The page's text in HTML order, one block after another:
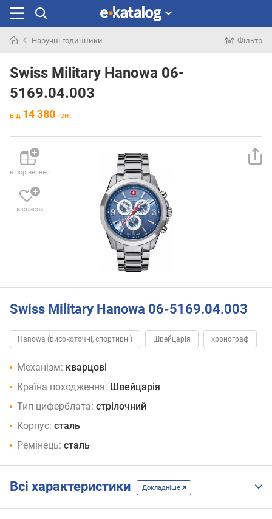
раніше
Наручні годинники Фільтр
Swiss Military Hanowa 06-
5169.04.003
від 14 380 грн.
в порівняння
в список
Swiss Military Hanowa 06-5169.04.003
Hanowa (високоточні, спортивні) Швейцарія хронограф
Механізм: кварцові
Країна походження: Швейцарія
Тип циферблата: стрілочний
Корпус: сталь
Ремінець: сталь
Всі характеристики Докладніше